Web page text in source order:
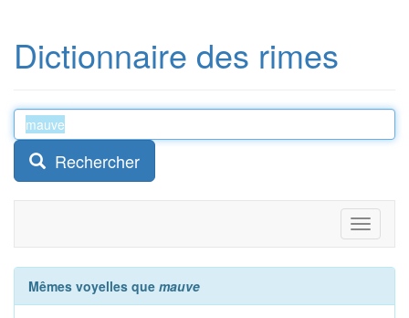
Dictionnaire des rimes
Rechercher
Toggle
Mêmes voyelles que mauve